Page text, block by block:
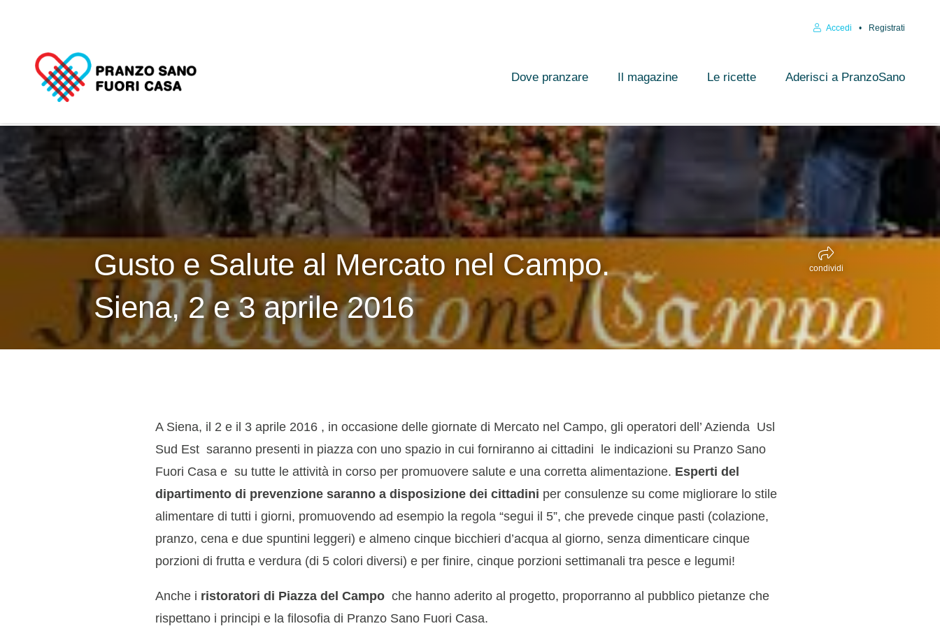
Accedi Registrati
Dove pranzare Il magazine Le ricette Aderisci a PranzoSano
Gusto e Salute al Mercato nel Campo.
Siena, 2 e 3 aprile 2016
condividi
A Siena, il 2 e il 3 aprile 2016 , in occasione delle giornate di Mercato nel Campo, gli operatori dell’ Azienda Usl
Sud Est saranno presenti in piazza con uno spazio in cui forniranno ai cittadini le indicazioni su Pranzo Sano
Fuori Casa e su tutte le attività in corso per promuovere salute e una corretta alimentazione. Esperti del
dipartimento di prevenzione saranno a disposizione dei cittadini per consulenze su come migliorare lo stile
alimentare di tutti i giorni, promuovendo ad esempio la regola “segui il 5”, che prevede cinque pasti (colazione,
pranzo, cena e due spuntini leggeri) e almeno cinque bicchieri d’acqua al giorno, senza dimenticare cinque
porzioni di frutta e verdura (di 5 colori diversi) e per finire, cinque porzioni settimanali tra pesce e legumi!
Anche i ristoratori di Piazza del Campo che hanno aderito al progetto, proporranno al pubblico pietanze che
rispettano i principi e la filosofia di Pranzo Sano Fuori Casa.